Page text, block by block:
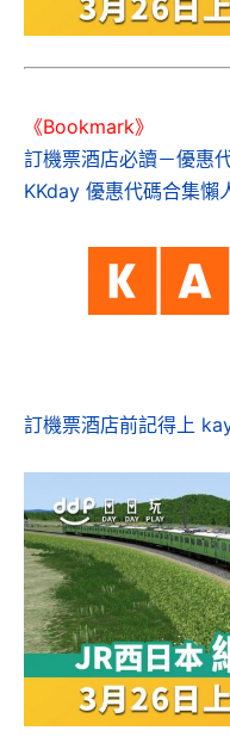
《Bookmark》
訂機票酒店必讀－優惠
KKday 優惠代碼合集懶
訂機票酒店前記得上